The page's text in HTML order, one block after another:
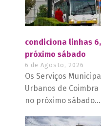
condiciona linhas 6,
próximo sábado
6 de Agosto, 2026
Os Serviços
Urbanos de Coimbra
no próximo sábado...